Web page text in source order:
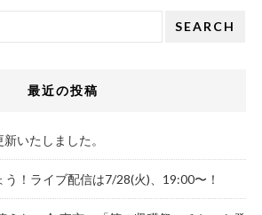
SEARCH
最近の投稿
いたしました。
！ライブ配信は7/28(火)、19:00〜！